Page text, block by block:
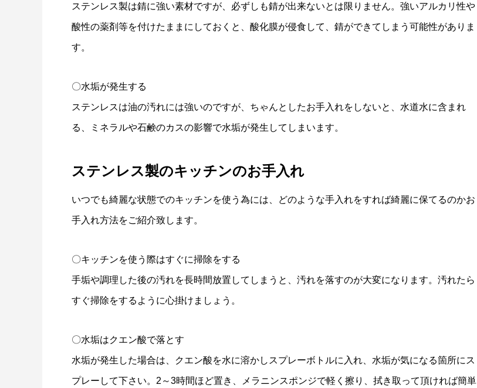
ステンレス製は錆に強い素材ですが、必ずしも錆が出来ないとは限りません。強いアルカリ性や
酸性の薬剤等を付けたままにしておくと、酸化膜が侵食して、錆ができてしまう可能性がありま
す。
〇水垢が発生する
ステンレスは油の汚れには強いのですが、ちゃんとしたお手入れをしないと、水道水に含まれ
る、ミネラルや石鹸のカスの影響で水垢が発生してしまいます。
ステンレス製のキッチンのお手入れ
いつでも綺麗な状態でのキッチンを使う為には、どのような手入れをすれば綺麗に保てるのかお
手入れ方法をご紹介致します。
〇キッチンを使う際はすぐに掃除をする
手垢や調理した後の汚れを長時間放置してしまうと、汚れを落すのが大変になります。汚れたら
すぐ掃除をするように心掛けましょう。
〇水垢はクエン酸で落とす
水垢が発生した場合は、クエン酸を水に溶かしスプレーボトルに入れ、水垢が気になる箇所にス
プレーして下さい。2～3時間ほど置き、メラニンスポンジで軽く擦り、拭き取って頂ければ簡単